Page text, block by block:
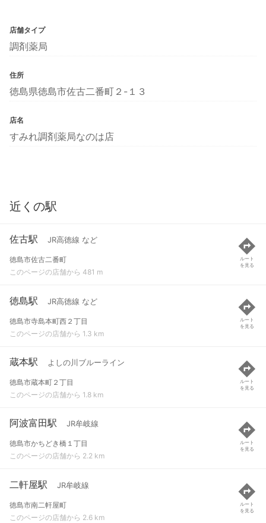
店舗タイプ
調剤薬局
住所
徳島県徳島市佐古二番町２-１３
店名
すみれ調剤薬局なのは店
近くの駅
佐古駅 JR高徳線 など
徳島市佐古二番町
このページの店舗から 481 m
ルート
を見る
徳島駅 JR高徳線 など
徳島市寺島本町西２丁目
このページの店舗から 1.3 km
ルート
を見る
蔵本駅 よしの川ブルーライン
徳島市蔵本町２丁目
このページの店舗から 1.8 km
ルート
を見る
阿波富田駅 JR牟岐線
徳島市かちどき橋１丁目
このページの店舗から 2.2 km
ルート
を見る
二軒屋駅 JR牟岐線
徳島市南二軒屋町
このページの店舗から 2.6 km
ルート
を見る